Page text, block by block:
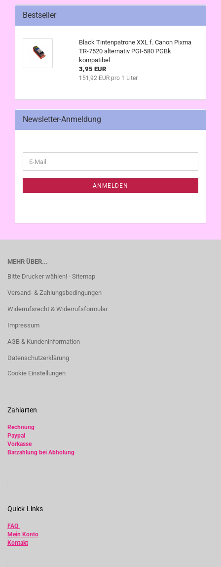
Bestseller
Black Tintenpatrone XXL f. Canon Pixma
TR-7520 alternativ PGI-580 PGBk
kompatibel
3,95 EUR
151,92 EUR pro 1 Liter
Newsletter-Anmeldung
ZUR
E-
Mail
ANMELDEN
MEHR ÜBER...
Bitte Drucker wählen! - Sitemap
Versand- & Zahlungsbedingungen
Widerrufsrecht & Widerrufsformular
Impressum
AGB & Kundeninformation
Datenschutzerklärung
Cookie Einstellungen
Zahlarten
Rechnung
Paypal
Vorkasse
Barzahlung bei Abholung
Quick-Links
FAQ
Mein Konto
Kontakt